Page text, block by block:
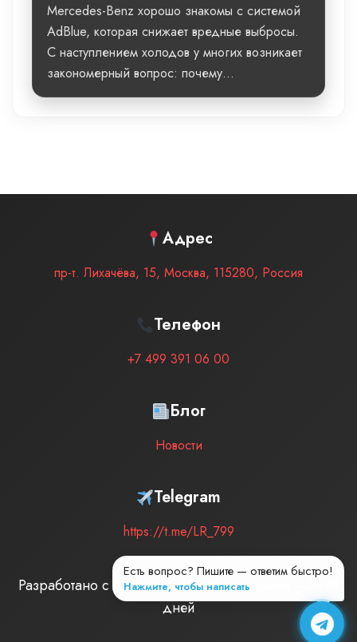
Mercedes-Benz хорошо знакомы с системой
AdBlue, которая снижает вредные выбросы.
С наступлением холодов у многих возникает
закономерный вопрос: почему...
Адрес
пр-т. Лихачёва, 15, Москва, 115280, Россия
Телефон
+7 499 391 06 00
Блог
Новости
Telegram
https://t.me/LR_799
Разработано с любовью | Мы на рынке –
дней
Есть вопрос? Пишите — ответим быстро!
Нажмите, чтобы написать